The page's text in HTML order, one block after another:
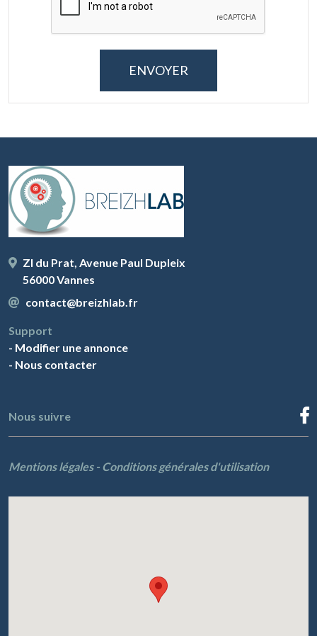
ZI du Prat, Avenue Paul Dupleix
56000 Vannes
contact@breizhlab.fr
Support
- Modifier une annonce
- Nous contacter
Nous suivre
Mentions légales- Conditions générales d'utilisation